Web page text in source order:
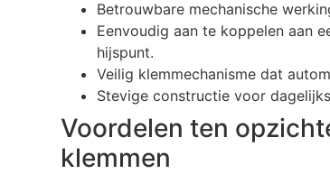
Betrouwbare mechanische
Eenvoudig aan te koppelen aan
hijspunt.
Veilig klemmechanisme dat
Stevige constructie voor
Voordelen ten
klemmen